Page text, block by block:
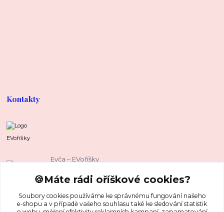
Kontakty
EVoříšky
Evča – EVoříšky
(Po-Pá, 8-16 hod.)
evca@evorisky.cz
🍪Máte rádi oříškové cookies?
Soubory cookies používáme ke správnému fungování našeho
e-shopu a v případě vašeho souhlasu také ke sledování statistik